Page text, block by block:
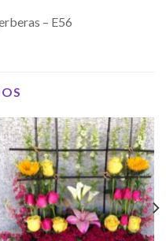
– E56